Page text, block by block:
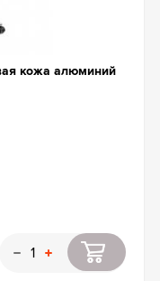
кожа алюминий